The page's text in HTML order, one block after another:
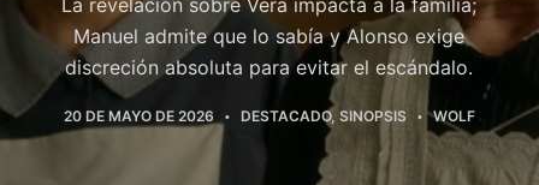
La revelación sobre Vera impacta a la familia;
Manuel admite que lo sabía y Alonso exige
discreción absoluta para evitar el escándalo.
20 DE MAYO DE 2026 DESTACADO, SINOPSIS WOLF